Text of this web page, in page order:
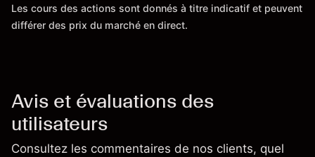
Les cours des actions sont donnés à titre indicatif et peuvent
différer des prix du marché en direct.
Avis et évaluations des
utilisateurs
Consultez les commentaires de nos clients, quel